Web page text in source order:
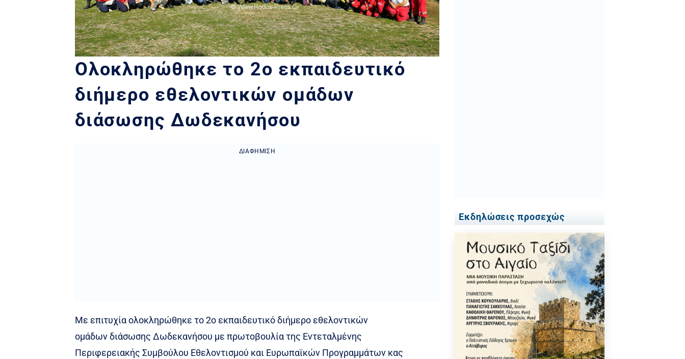
Ολοκληρώθηκε το 2ο εκπαιδευτικό
διήμερο εθελοντικών ομάδων
διάσωσης Δωδεκανήσου
ΔΙΑΦΉΜΙΣΗ
Με επιτυχία ολοκληρώθηκε το 2ο εκπαιδευτικό διήμερο εθελοντικών
ομάδων διάσωσης Δωδεκανήσου με πρωτοβουλία της Εντεταλμένης
Περιφερειακής Συμβούλου Εθελοντισμού και Ευρωπαϊκών Προγραμμάτων κας
Εκδηλώσεις προσεχώς